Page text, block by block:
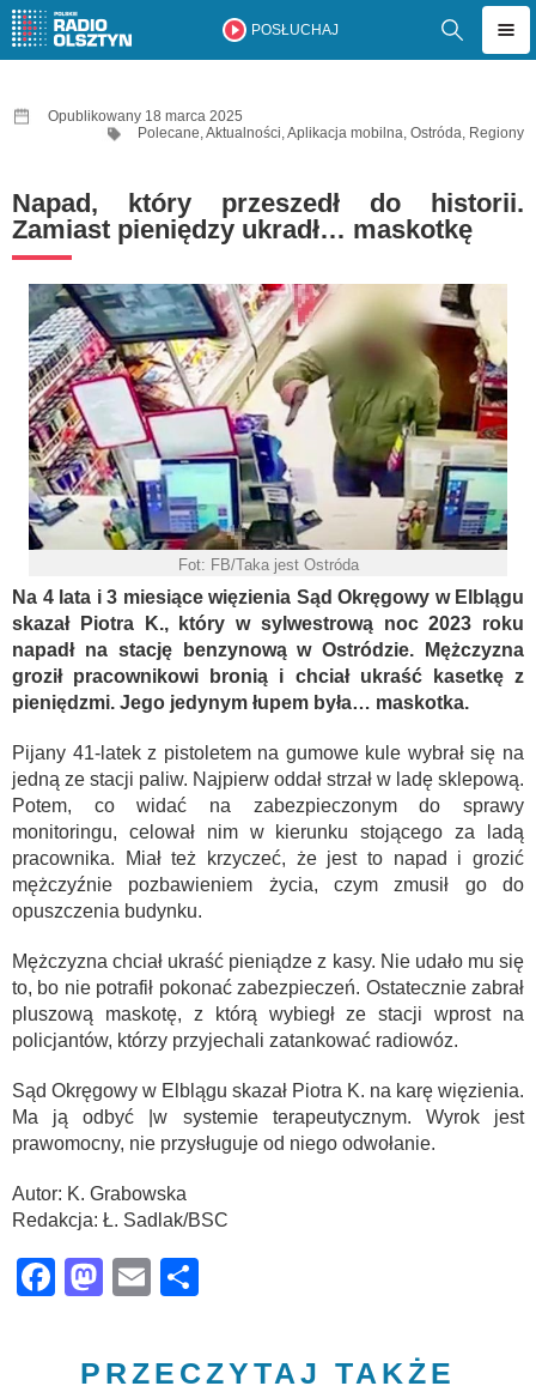
POSŁUCHAJ
Opublikowany 18 marca 2025
Polecane,Aktualności,Aplikacja mobilna, Ostróda, Regiony
Napad, który przeszedł do historii.
Zamiast pieniędzy ukradł… maskotkę
Fot: FB/Taka jest Ostróda
Na 4 lata i 3 miesiące więzienia Sąd Okręgowy w Elblągu
skazał Piotra K., który w sylwestrową noc 2023 roku
napadł na stację benzynową w Ostródzie. Mężczyzna
groził pracownikowi bronią i chciał ukraść kasetkę z
pieniędzmi. Jego jedynym łupem była… maskotka.
Pijany 41-latek z pistoletem na gumowe kule wybrał się na
jedną ze stacji paliw. Najpierw oddał strzał w ladę sklepową.
Potem, co widać na zabezpieczonym do sprawy
monitoringu, celował nim w kierunku stojącego za ladą
pracownika. Miał też krzyczeć, że jest to napad i grozić
mężczyźnie pozbawieniem życia, czym zmusił go do
opuszczenia budynku.
Mężczyzna chciał ukraść pieniądze z kasy. Nie udało mu się
to, bo nie potrafił pokonać zabezpieczeń. Ostatecznie zabrał
pluszową maskotę, z którą wybiegł ze stacji wprost na
policjantów, którzy przyjechali zatankować radiowóz.
Sąd Okręgowy w Elblągu skazał Piotra K. na karę więzienia.
Ma ją odbyć |w systemie terapeutycznym. Wyrok jest
prawomocny, nie przysługuje od niego odwołanie.
Autor: K. Grabowska
Redakcja: Ł. Sadlak/BSC
Facebook
Mastodon
Email
PRZECZYTAJ TAKŻE